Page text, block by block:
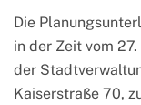
Die
in der Zeit vom
der
Kaiserstraße 70,